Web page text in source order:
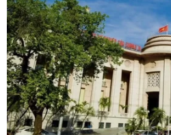
Tiêu chí môi trường được khách
cư. (Nguồn:
Không còn chỉ xoay
như trước, môi trường